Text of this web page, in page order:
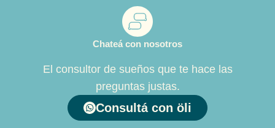
Chateá con nosotros
El consultor de sueños que te hace las
preguntas justas.
Consultá con öli